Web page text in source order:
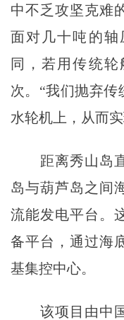
中不乏攻坚克难
面对几十吨的轴
同，若用传统
次。“我们抛弃传
水轮机上，从而
距离秀山岛直
岛与葫芦岛之间
流能发电平台。
备平台，通过海
基集控中心。
该项目由中国